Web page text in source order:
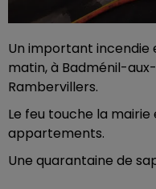
Un important incendie
matin, à Badménil-
Rambervillers.
Le feu touche la
appartements.
Une quarantaine de